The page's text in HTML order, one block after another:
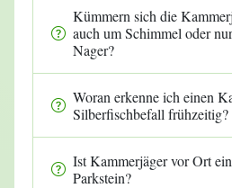
Kümmern sich die
auch um Schimmel oder
Nager?
Woran erkenne ich einen
Silberfischbefall frühzeitig?
Ist Kammerjäger vor Ort
Parkstein?